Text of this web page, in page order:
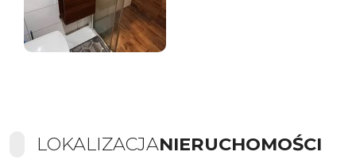
LOKALIZACJANIERUCHOMOŚCI